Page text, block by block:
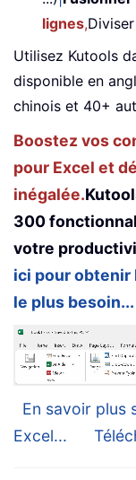
lignes,
Utilisez Kutools
disponible en
chinois et 40+
Boostez vos
pour Excel et
inégalée.
300
votre
ici pour obtenir
le plus besoin...
En savoir plus
Excel...